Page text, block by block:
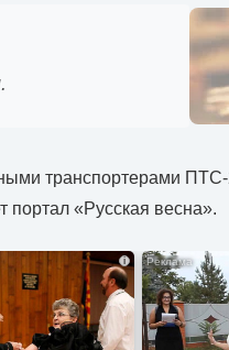
транспортерами
портал «Русская весна».
i